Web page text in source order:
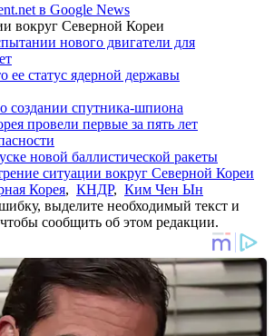
в Google News
вокруг Северной Кореи
нового двигатели для
статус ядерной державы
создании спутника-шпиона
провели первые за пять лет
новой баллистической ракеты
ситуации вокруг Северной Кореи
Корея, КНДР, Ким Чен Ын
выделите необходимый текст и
сообщить об этом редакции.